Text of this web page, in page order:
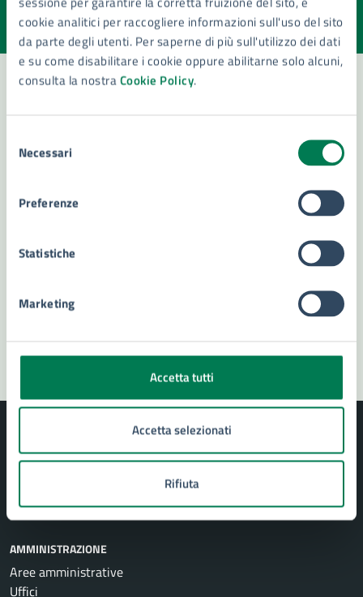
cookie analitici per raccogliere informazioni sull'uso del sito
da parte degli utenti. Per saperne di più sull'utilizzo dei dati
e su come disabilitare i cookie oppure abilitarne solo alcuni,
consulta la nostraCookie Policy.
delNecessari
Preferenze
Statistiche
Marketing
Accetta tutti
Accetta selezionati
Rifiuta
Valuta la chiarezza delle informazioni (da 1 a 5 stelle)
Seleziona il numero di stelle per valutare la chiarezza delle
Valuta 5 stelle su 5
Valuta 4 stelle su 5
Valuta 3 stelle su 5
Valuta 2 stelle su 5
Valuta 1 stelle su 5
Leggi le domande frequenti
Prenota appuntamento
Problemi in città
AMMINISTRAZIONE
Aree amministrative
Uffici